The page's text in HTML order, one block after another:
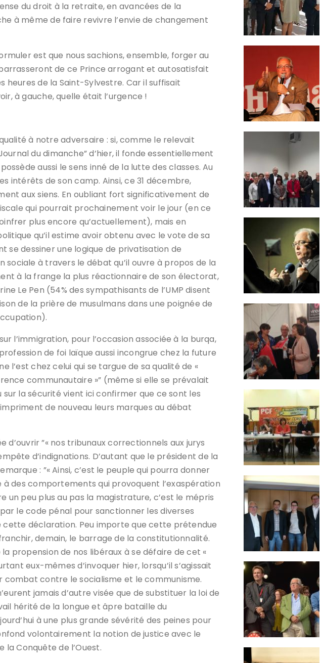
du droit à la retraite, en avancées de la
à même de faire revivre l’envie de changement
est que nous sachions, ensemble, forger au
de ce Prince arrogant et autosatisfait
heures de la Saint-Sylvestre. Car il suffisait
à gauche, quelle était l’urgence !
à notre adversaire : si, comme le relevait
du dimanche” d’hier, il fonde essentiellement
aussi le sens inné de la lutte des classes. Au
intérêts de son camp. Ainsi, ce 31 décembre,
aux siens. En oubliant fort significativement de
qui pourrait prochainement voir le jour (en ce
plus encore qu’actuellement), mais en
qu’il estime avoir obtenu avec le vote de sa
se dessiner une logique de privatisation de
sociale à travers le débat qu’il ouvre à propos de la
à la frange la plus réactionnaire de son électorat,
Le Pen (54% des sympathisants de l’UMP disent
de la prière de musulmans dans une poignée de
l’immigration, pour l’occasion associée à la burqa,
de foi laïque aussi incongrue chez la future
l’est chez celui qui se targue de sa qualité de «
communautaire »” (même si elle se prévalait
sur la sécurité vient ici confirmer que ce sont les
de nouveau leurs marques au débat
d’ouvrir ”« nos tribunaux correctionnels aux jurys
d’indignations. D’autant que le président de la
: ”« Ainsi, c’est le peuple qui pourra donner
à des comportements qui provoquent l’exaspération
un peu plus au pas la magistrature, c’est le mépris
le code pénal pour sanctionner les diverses
cette déclaration. Peu importe que cette prétendue
demain, le barrage de la constitutionnalité.
propension de nos libéraux à se défaire de cet «
eux-mêmes d’invoquer hier, lorsqu’il s’agissait
combat contre le socialisme et le communisme.
jamais d’autre visée que de substituer la loi de
hérité de la longue et âpre bataille du
à une plus grande sévérité des peines pour
volontairement la notion de justice avec le
Conquête de l’Ouest.